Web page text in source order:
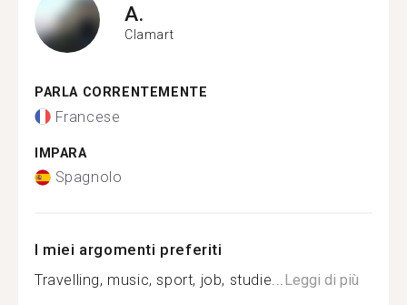
A.
Clamart
PARLA CORRENTEMENTE
Francese
IMPARA
Spagnolo
I miei argomenti preferiti
Travelling, music, sport, job, studie...Leggi di più